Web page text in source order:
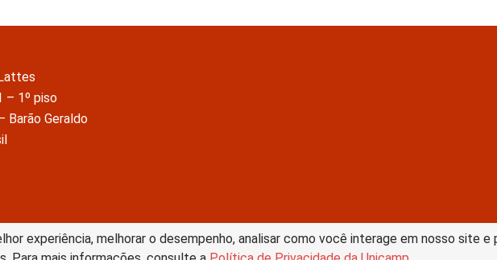
experiência, melhorar o desempenho, analisar como você interage em nosso site
– 1º piso
Barão Geraldo
com uma Licença Creative Commons –